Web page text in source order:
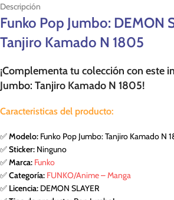
Descripción
Funko Pop Jumbo: DEMON
Tanjiro Kamado N 1805
¡Complementa tu colección con este
Jumbo: Tanjiro Kamado N 1805!
Caracteristicas del producto:
✅Modelo: Funko Pop Jumbo: Tanjiro Kamado N
✅Sticker: Ninguno
✅Marca: Funko
✅Categoría: FUNKO/Anime – Manga
✅ Licencia: DEMON SLAYER